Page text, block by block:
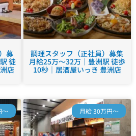
募
徒
店
調理スタッフ（正社員）募集
月給25万～32万｜豊洲駅 徒歩
10秒｜居酒屋いっき 豊洲店
～ 月給 30万円～